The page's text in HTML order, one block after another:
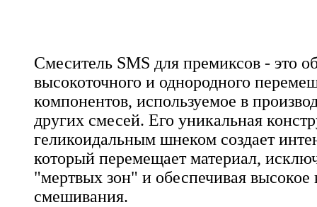
Смеситель SMS для премиксов - это
высокоточного и однородного
компонентов, используемое в
других смесей. Его уникальная
геликоидальным шнеком создает
который перемещает материал,
"мертвых зон" и обеспечивая высокое
смешивания.